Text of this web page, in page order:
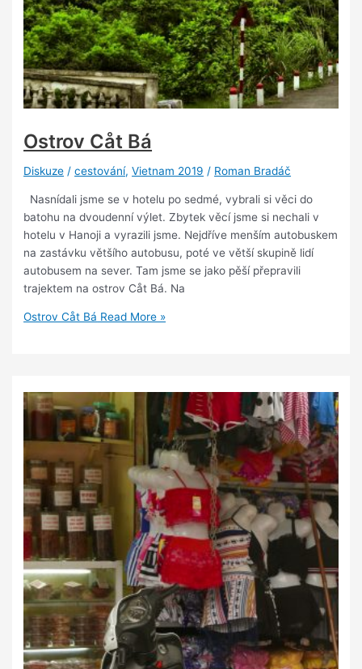
Ostrov Cåt Bá
Diskuze /cestování,Vietnam 2019 / Roman Bradáč
Nasnídali jsme se v hotelu po sedmé, vybrali si věci do
batohu na dvoudenní výlet. Zbytek věcí jsme si nechali v
hotelu v Hanoji a vyrazili jsme. Nejdříve menším autobuskem
na zastávku většího autobusu, poté ve větší skupině lidí
autobusem na sever. Tam jsme se jako pěší přepravili
trajektem na ostrov Cåt Bá. Na
Ostrov Cåt Bá Read More »